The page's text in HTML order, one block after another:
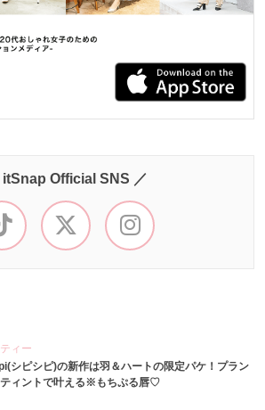
itSnap Official SNS ／
ィー
シピシピ)の新作は羽＆ハートの限定パケ！プラン
ィントで叶える※もちぷる唇♡